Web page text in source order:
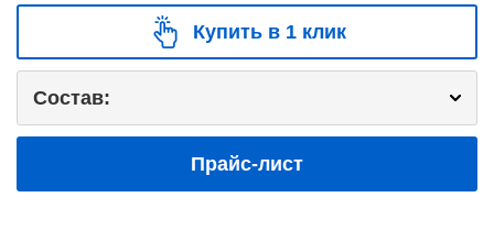
Купить в 1 клик
Состав:
Прайс-лист